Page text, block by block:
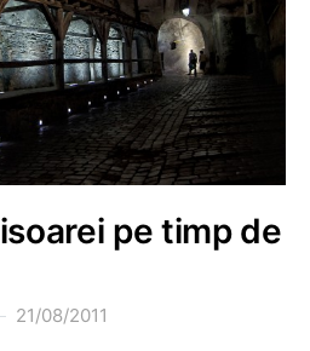
pe timp de
21/08/2011